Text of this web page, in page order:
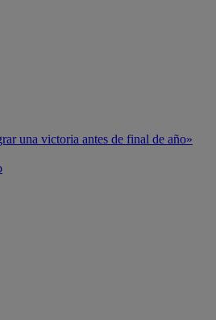
una victoria antes de final de año»